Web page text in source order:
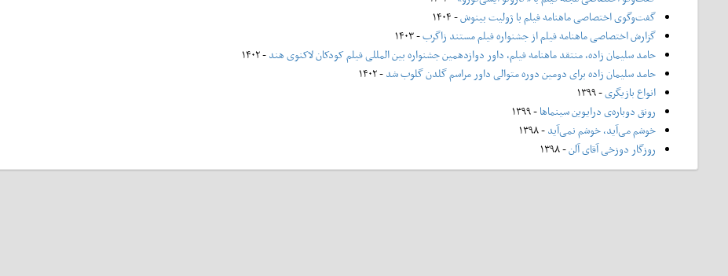
گفت‌وگوی اختصاصی ماهنامه فیلم با ژولیت بینوش- ۱۴۰۴
گزارش اختصاصی ماهنامه فیلم از جشنواره فیلم مستند زاگرب- ۱۴۰۳
حامد سلیمان زاده، منتقد ماهنامه فیلم، داور دوازدهمین جشنواره بین المللی فیلم کودکان لاکنوی هند- ۱۴۰۲
حامد سلیمان زاده برای دومین دوره متوالی داور مراسم گلدن گلوب شد- ۱۴۰۲
انواع بازیگری- ۱۳۹۹
رونق دوباره‌ی درایوین سینماها- ۱۳۹۹
خوشم می‌آید، خوشم نمی‌آید- ۱۳۹۸
روزگار دوزخی آقای آلن- ۱۳۹۸